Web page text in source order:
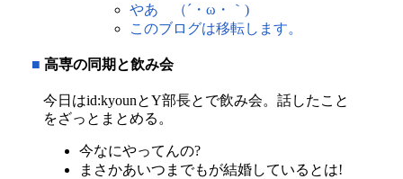
やあ （´・ω・｀)
このブログは移転します。
■ 高専の同期と飲み会
今日はid:kyounとY部長とで飲み会。話したこと
をざっとまとめる。
今なにやってんの?
まさかあいつまでもが結婚しているとは!